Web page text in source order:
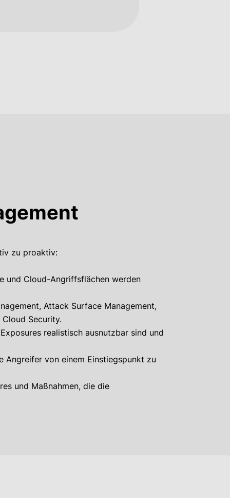
zu proaktiv:
und Cloud-Angriffsflächen werden
Attack Surface Management,
Security.
realistisch ausnutzbar sind und
Angreifer von einem Einstiegspunkt zu
und Maßnahmen, die die